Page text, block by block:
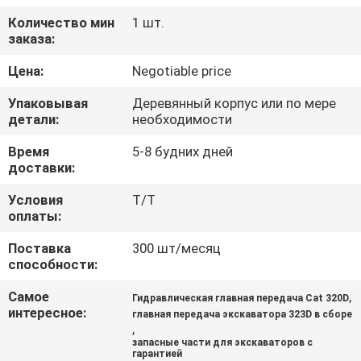
НАША
ФАБРИКА
КОНТРОЛЬ
КАЧЕСТВА
КОНТАКТНЫЕ
ДАННЫЕ
НОВОСТИ
Количество мин
заказа:
1 шт.
Цена:
Negotiable price
Упаковывая
детали:
Деревянный корпус или по мере
необходимости
Время
доставки:
5-8 будних дней
Условия
оплаты:
Т/Т
Поставка
способности:
300 шт/месяц
Самое
интересное:
Гидравлическая главная передача Cat 320D,
главная передача экскаватора 323D в сборе
,
запасные части для экскаваторов с
гарантией